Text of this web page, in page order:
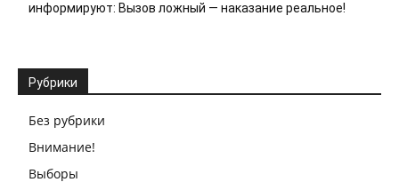
информируют: Вызов ложный — наказание реальное!
Рубрики
Без рубрики
Внимание!
Выборы